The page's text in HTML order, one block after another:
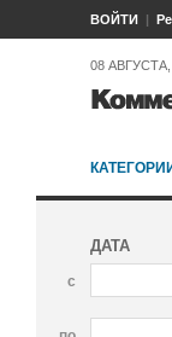
ВОЙТИ
08
ДАТА
с